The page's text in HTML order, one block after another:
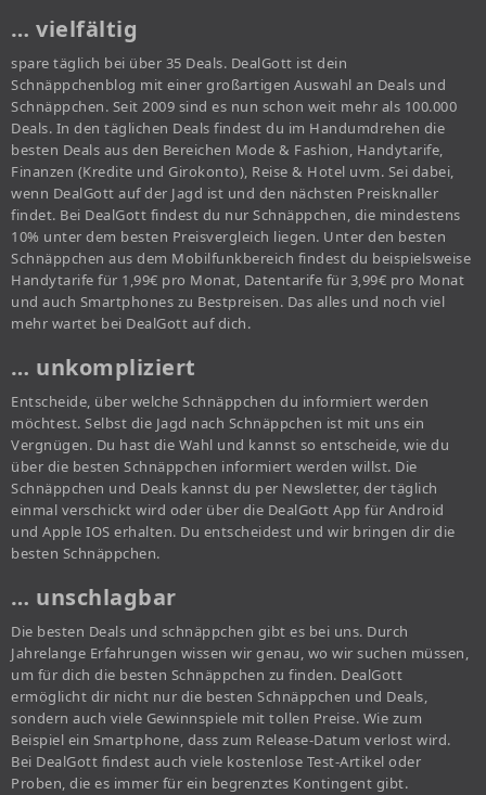
… vielfältig
spare täglich bei über 35 Deals. DealGott ist dein
Schnäppchenblog mit einer großartigen Auswahl an Deals und
Schnäppchen. Seit 2009 sind es nun schon weit mehr als 100.000
Deals. In den täglichen Deals findest du im Handumdrehen die
besten Deals aus den Bereichen Mode & Fashion, Handytarife,
Finanzen (Kredite und Girokonto), Reise & Hotel uvm. Sei dabei,
wenn DealGott auf der Jagd ist und den nächsten Preisknaller
findet. Bei DealGott findest du nur Schnäppchen, die mindestens
10% unter dem besten Preisvergleich liegen. Unter den besten
Schnäppchen aus dem Mobilfunkbereich findest du beispielsweise
Handytarife für 1,99€ pro Monat, Datentarife für 3,99€ pro Monat
und auch Smartphones zu Bestpreisen. Das alles und noch viel
mehr wartet bei DealGott auf dich.
… unkompliziert
Entscheide, über welche Schnäppchen du informiert werden
möchtest. Selbst die Jagd nach Schnäppchen ist mit uns ein
Vergnügen. Du hast die Wahl und kannst so entscheide, wie du
über die besten Schnäppchen informiert werden willst. Die
Schnäppchen und Deals kannst du per Newsletter, der täglich
einmal verschickt wird oder über die DealGott App für Android
und Apple IOS erhalten. Du entscheidest und wir bringen dir die
besten Schnäppchen.
… unschlagbar
Die besten Deals und schnäppchen gibt es bei uns. Durch
Jahrelange Erfahrungen wissen wir genau, wo wir suchen müssen,
um für dich die besten Schnäppchen zu finden. DealGott
ermöglicht dir nicht nur die besten Schnäppchen und Deals,
sondern auch viele Gewinnspiele mit tollen Preise. Wie zum
Beispiel ein Smartphone, dass zum Release-Datum verlost wird.
Bei DealGott findest auch viele kostenlose Test-Artikel oder
Proben, die es immer für ein begrenztes Kontingent gibt.